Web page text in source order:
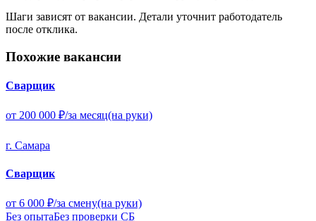
Шаги зависят от вакансии. Детали уточнит работодатель
после отклика.
Похожие вакансии
Сварщик
от 200 000 ₽/за месяц(на руки)
г. Самара
Сварщик
от 6 000 ₽/за смену(на руки)
Без опытаБез проверки СБ